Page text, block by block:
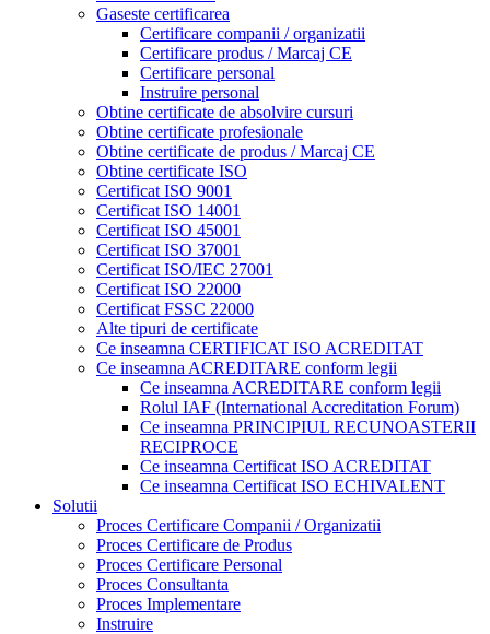
Gaseste certificarea
Certificare companii / organizatii
Certificare produs / Marcaj CE
Certificare personal
Instruire personal
Obtine certificate de absolvire cursuri
Obtine certificate profesionale
Obtine certificate de produs / Marcaj CE
Obtine certificate ISO
Certificat ISO 9001
Certificat ISO 14001
Certificat ISO 45001
Certificat ISO 37001
Certificat ISO/IEC 27001
Certificat ISO 22000
Certificat FSSC 22000
Alte tipuri de certificate
Ce inseamna CERTIFICAT ISO ACREDITAT
Ce inseamna ACREDITARE conform legii
Ce inseamna ACREDITARE conform legii
Rolul IAF (International Accreditation Forum)
Ce inseamna PRINCIPIUL RECUNOASTERII
RECIPROCE
Ce inseamna Certificat ISO ACREDITAT
Ce inseamna Certificat ISO ECHIVALENT
Solutii
Proces Certificare Companii / Organizatii
Proces Certificare de Produs
Proces Certificare Personal
Proces Consultanta
Proces Implementare
Instruire